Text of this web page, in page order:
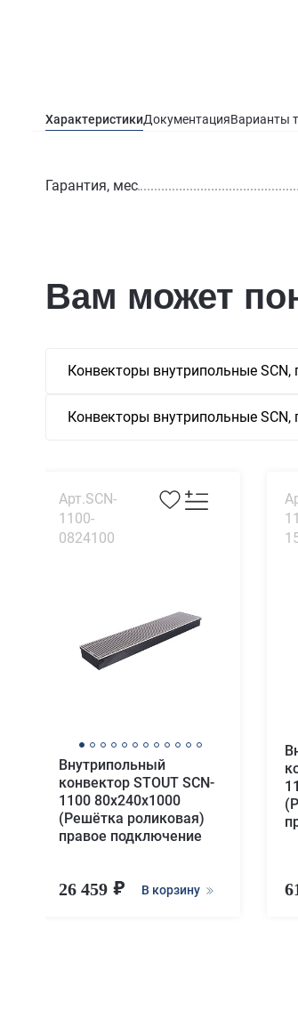
ХарактеристикиДокументацияВарианты
Гарантия, мес
Вам может
Конвекторы внутрипольные SCN,
Конвекторы внутрипольные SCN,
Арт.SCN-
1100-
0824100
Внутрипольный
конвектор STOUT SCN-
1100 80х240х1000
(Решётка роликовая)
правое подключение
26 459 В корзину